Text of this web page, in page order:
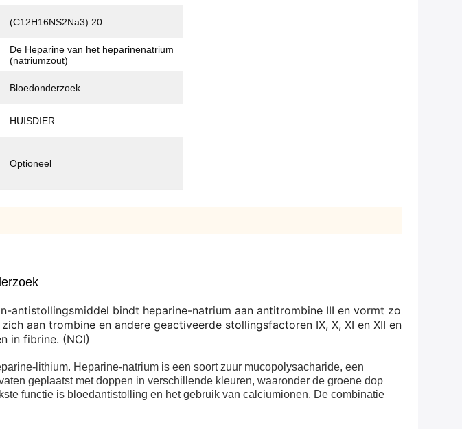
(C12H16NS2Na3) 20
De Heparine van het heparinenatrium
(natriumzout)
Bloedonderzoek
HUISDIER
Optioneel
antistollingsmiddel bindt heparine-natrium aan antitrombine III en vormt zo
aan trombine en andere geactiveerde stollingsfactoren IX, X, XI en XII en
in fibrine. (NCI)
lithium. Heparine-natrium is een soort zuur mucopolysacharide, een
geplaatst met doppen in verschillende kleuren, waaronder de groene dop
functie is bloedantistolling en het gebruik van calciumionen. De combinatie